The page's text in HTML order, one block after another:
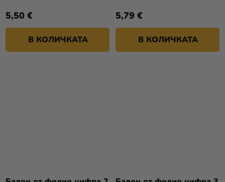
5,50 €
В КОЛИЧКАТА
5,79 €
В КОЛИЧКАТА